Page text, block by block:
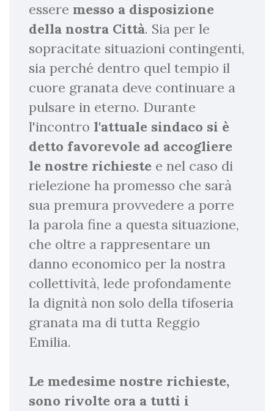
essere messo a disposizione
della nostra Città. Sia per le
sopracitate situazioni contingenti,
sia perché dentro quel tempio il
cuore granata deve continuare a
pulsare in eterno. Durante
l'incontro l'attuale sindaco si è
detto favorevole ad accogliere
le nostre richieste e nel caso di
rielezione ha promesso che sarà
sua premura provvedere a porre
la parola fine a questa situazione,
che oltre a rappresentare un
danno economico per la nostra
collettività, lede profondamente
la dignità non solo della tifoseria
granata ma di tutta Reggio
Emilia.
Le medesime nostre richieste,
sono rivolte ora a tutti i